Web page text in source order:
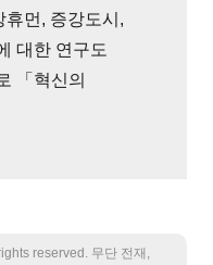
먼, 증강도시,
대한 연구도
「혁신의
reserved. 무단 전재,